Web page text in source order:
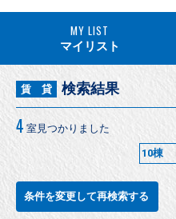
MY LIST
マイリスト
賃 貸 検索結果
4 室見つかりました
条件を変更して再検索する